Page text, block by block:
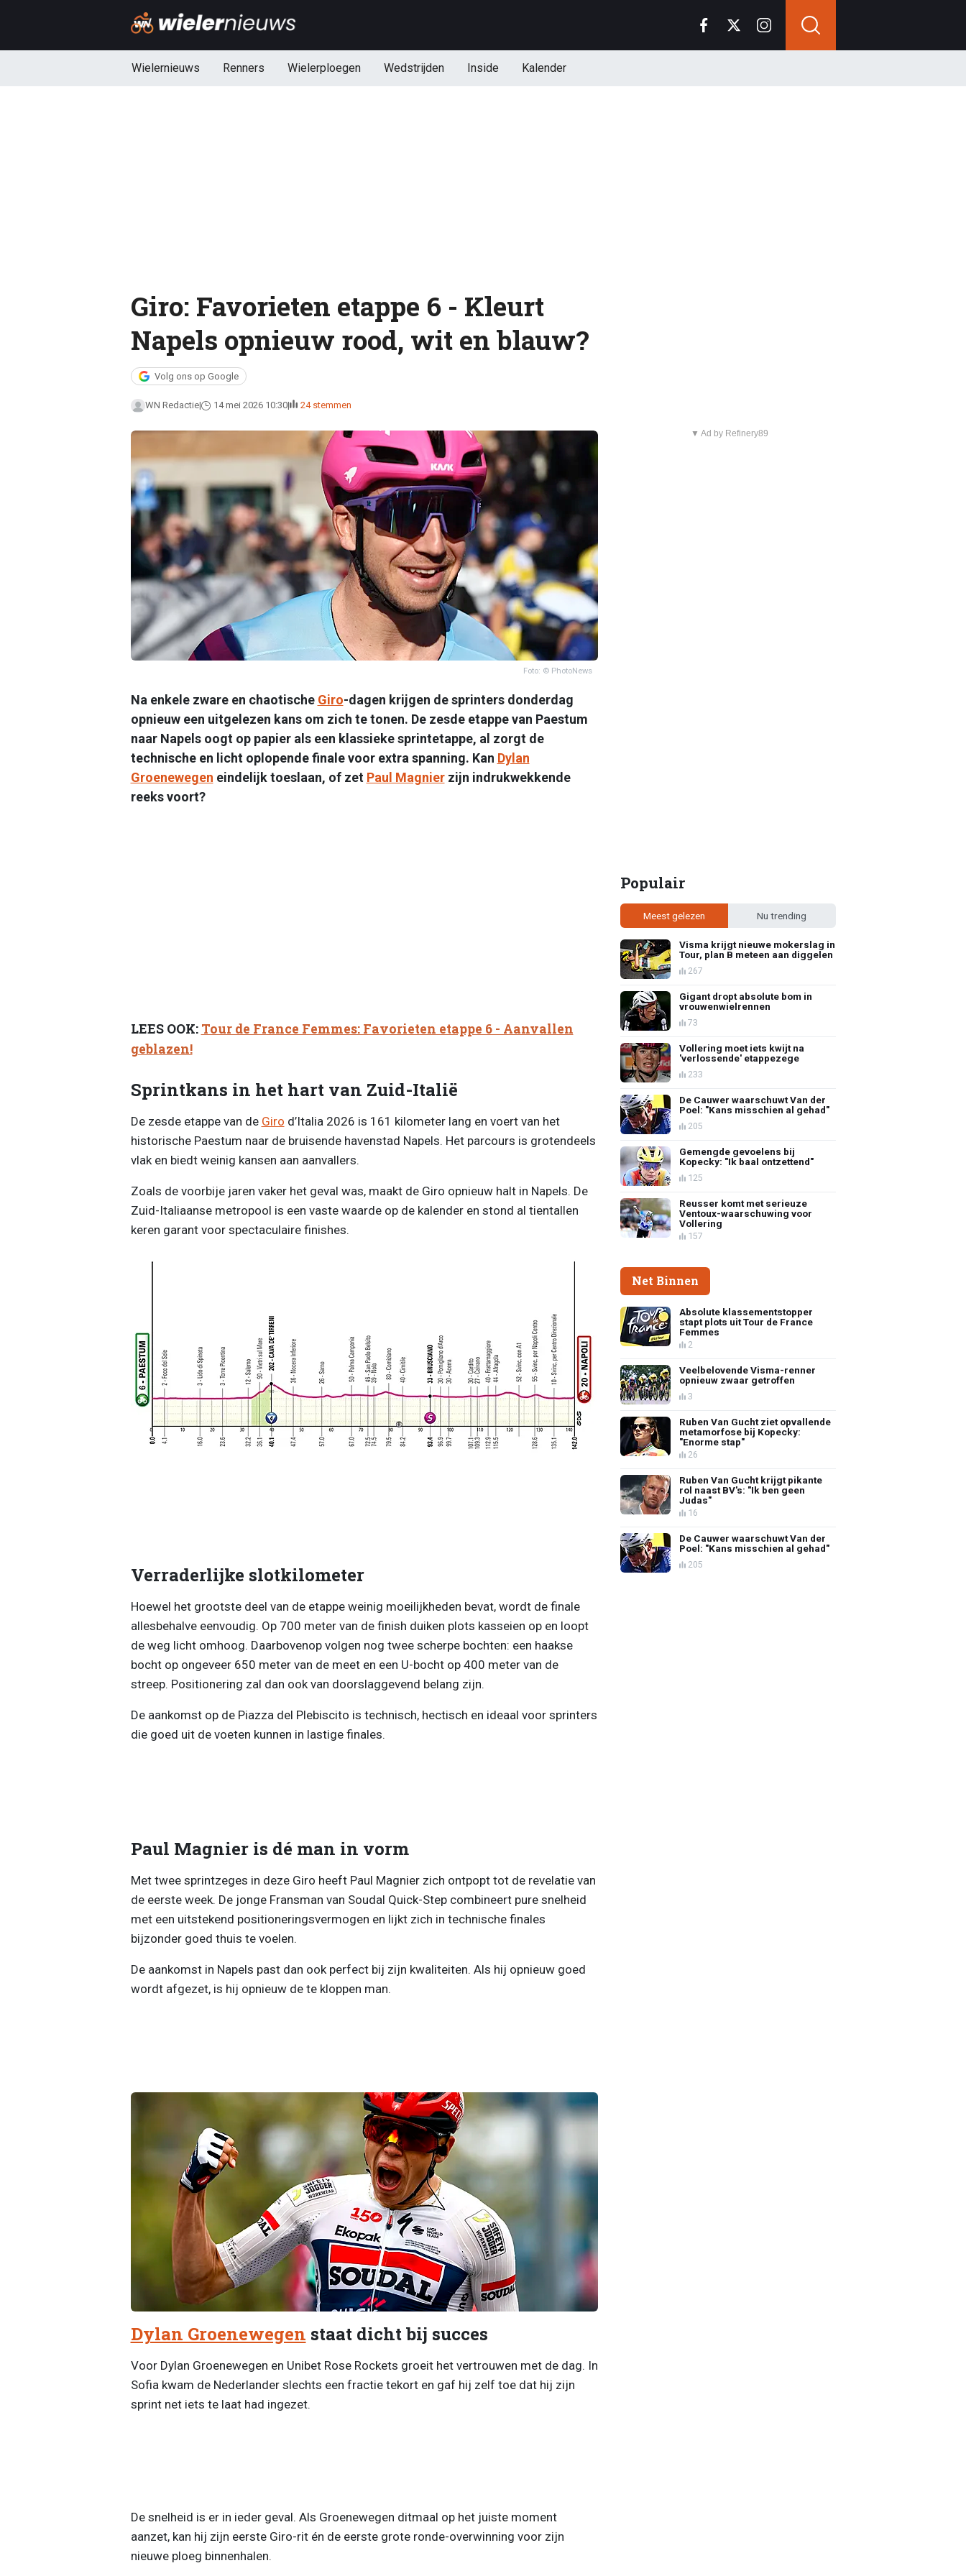
Wielernieuws Renners Wielerploegen Wedstrijden Inside Kalender
Giro: Favorieten etappe 6 - Kleurt
Napels opnieuw rood, wit en blauw?
Volg ons op Google
WN Redactie 14 mei 2026 10:30 24 stemmen
Foto: © PhotoNews
Na enkele zware en chaotische Giro-dagen krijgen de sprinters donderdag
opnieuw een uitgelezen kans om zich te tonen. De zesde etappe van Paestum
naar Napels oogt op papier als een klassieke sprintetappe, al zorgt de
technische en licht oplopende finale voor extra spanning. Kan Dylan
Groenewegen eindelijk toeslaan, of zet Paul Magnierzijn indrukwekkende
reeks voort?
LEES OOK: Tour de France Femmes: Favorieten etappe 6 - Aanvallen
geblazen!
Sprintkans in het hart van Zuid-Italië
De zesde etappe van de Giro d’Italia 2026 is 161 kilometer lang en voert van het
historische Paestum naar de bruisende havenstad Napels. Het parcours is grotendeels
vlak en biedt weinig kansen aan aanvallers.
Zoals de voorbije jaren vaker het geval was, maakt de Giro opnieuw halt in Napels. De
Zuid-Italiaanse metropool is een vaste waarde op de kalender en stond al tientallen
keren garant voor spectaculaire finishes.
Verraderlijke slotkilometer
Hoewel het grootste deel van de etappe weinig moeilijkheden bevat, wordt de finale
allesbehalve eenvoudig. Op 700 meter van de finish duiken plots kasseien op en loopt
de weg licht omhoog. Daarbovenop volgen nog twee scherpe bochten: een haakse
bocht op ongeveer 650 meter van de meet en een U-bocht op 400 meter van de
streep. Positionering zal dan ook van doorslaggevend belang zijn.
De aankomst op de Piazza del Plebiscito is technisch, hectisch en ideaal voor sprinters
die goed uit de voeten kunnen in lastige finales.
Paul Magnier is dé man in vorm
Met twee sprintzeges in deze Giro heeft Paul Magnier zich ontpopt tot de revelatie van
de eerste week. De jonge Fransman van Soudal Quick-Step combineert pure snelheid
met een uitstekend positioneringsvermogen en lijkt zich in technische finales
bijzonder goed thuis te voelen.
De aankomst in Napels past dan ook perfect bij zijn kwaliteiten. Als hij opnieuw goed
wordt afgezet, is hij opnieuw de te kloppen man.
Dylan Groenewegen staat dicht bij succes
Voor Dylan Groenewegen en Unibet Rose Rockets groeit het vertrouwen met de dag. In
Sofia kwam de Nederlander slechts een fractie tekort en gaf hij zelf toe dat hij zijn
sprint net iets te laat had ingezet.
De snelheid is er in ieder geval. Als Groenewegen ditmaal op het juiste moment
aanzet, kan hij zijn eerste Giro-rit én de eerste grote ronde-overwinning voor zijn
nieuwe ploeg binnenhalen.
▼ Ad by Refinery89
Populair
Meest gelezen Nu trending
Visma krijgt nieuwe mokerslag in
Tour, plan B meteen aan diggelen
267
Gigant dropt absolute bom in
vrouwenwielrennen
73
Vollering moet iets kwijt na
'verlossende' etappezege
233
De Cauwer waarschuwt Van der
Poel: "Kans misschien al gehad"
205
Gemengde gevoelens bij
Kopecky: "Ik baal ontzettend"
125
Reusser komt met serieuze
Ventoux-waarschuwing voor
Vollering
157
Net Binnen
Absolute klassementstopper
stapt plots uit Tour de France
Femmes
2
Veelbelovende Visma-renner
opnieuw zwaar getroffen
3
Ruben Van Gucht ziet opvallende
metamorfose bij Kopecky:
"Enorme stap"
26
Ruben Van Gucht krijgt pikante
rol naast BV's: "Ik ben geen
Judas"
16
De Cauwer waarschuwt Van der
Poel: "Kans misschien al gehad"
205